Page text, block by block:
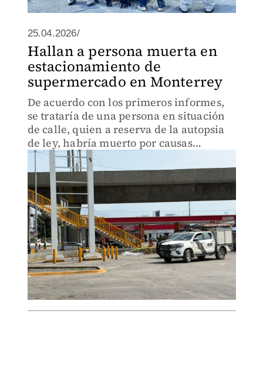
25.04.2026/
Hallan a persona muerta en
estacionamiento de
supermercado en Monterrey
De acuerdo con los primeros informes,
se trataría de una persona en situación
de calle, quien a reserva de la autopsia
de ley, habría muerto por causas
naturales.